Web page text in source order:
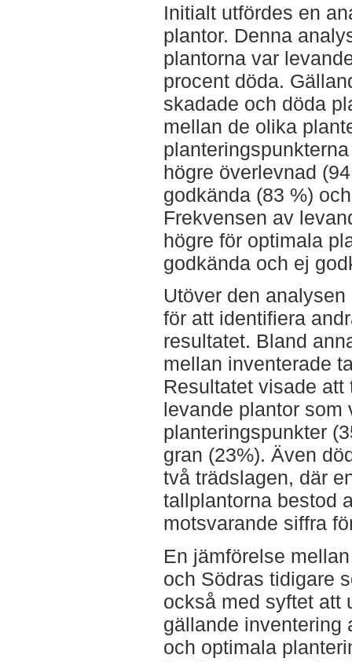
Initialt utfördes en
plantor. Denna
plantorna var
procent döda.
skadade och döda
mellan de olika
högre överlevnad
godkända (83 %)
Frekvensen av
högre för optimala
godkända och ej
Utöver den
för att identifiera
resultatet. Bland
mellan inventerade
Resultatet visade
levande plantor som
planteringspunkter
gran (23%). Även
två trädslagen, där
tallplantorna bestod
motsvarande siffra
En jämförelse
och Södras tidigare
också med syftet att
gällande inventering
och optimala